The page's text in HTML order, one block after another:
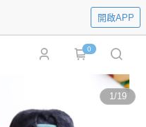
開啟APP
0
1/19